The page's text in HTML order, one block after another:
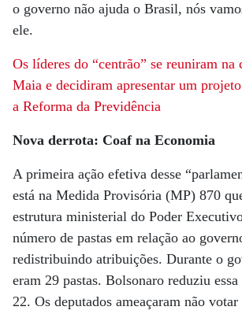
o governo não ajuda o Brasil, nós
ele.
Os líderes do “centrão” se reuniram na
Maia e decidiram apresentar um
a Reforma da Previdência
Nova derrota: Coaf na Economia
A primeira ação efetiva desse
está na Medida Provisória (MP) 870
estrutura ministerial do Poder
número de pastas em relação ao
redistribuindo atribuições. Durante o
eram 29 pastas. Bolsonaro reduziu
22. Os deputados ameaçaram não votar